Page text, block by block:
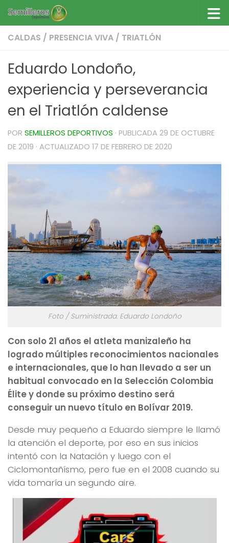
Saltar al contenido
CALDAS / PRESENCIA VIVA / TRIATLÓN
Eduardo Londoño,
experiencia y perseverancia
en el Triatlón caldense
POR SEMILLEROS DEPORTIVOS · PUBLICADA 29 DE OCTUBRE
DE 2019 · ACTUALIZADO 17 DE FEBRERO DE 2020
Foto / Suministrada. Eduardo Londoño
Con solo 21 años el atleta manizaleño ha
logrado múltiples reconocimientos nacionales
e internacionales, que lo han llevado a ser un
habitual convocado en la Selección Colombia
Élite y donde su próximo destino será
conseguir un nuevo título en Bolívar 2019.
Desde muy pequeño a Eduardo siempre le llamó
la atención el deporte, por eso en sus inicios
intentó con la Natación y luego con el
Ciclomontañísmo, pero fue en el 2008 cuando su
vida tomaría un segundo aire.